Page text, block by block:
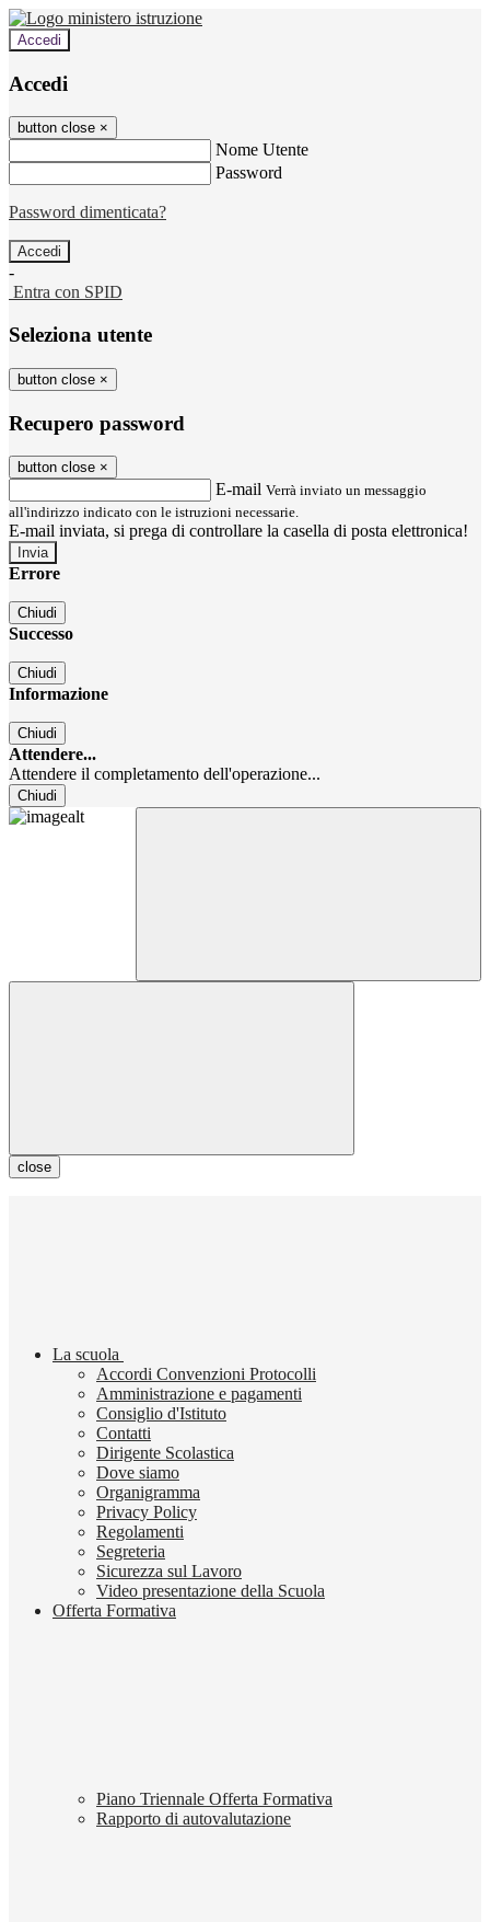
Accedi
Accedi
button close ×
Nome Utente
Password
Password dimenticata?
-
Entra con SPID
Seleziona utente
button close ×
Recupero password
button close ×
E-mail Verrà inviato un messaggio
all'indirizzo indicato con le istruzioni necessarie.
E-mail inviata, si prega di controllare la casella di posta elettronica!
Errore
Chiudi
Successo
Chiudi
Informazione
Chiudi
Attendere...
Attendere il completamento dell'operazione...
Chiudi
close
La scuola
Accordi Convenzioni Protocolli
Amministrazione e pagamenti
Consiglio d'Istituto
Contatti
Dirigente Scolastica
Dove siamo
Organigramma
Privacy Policy
Regolamenti
Segreteria
Sicurezza sul Lavoro
Video presentazione della Scuola
Offerta Formativa
Piano Triennale Offerta Formativa
Rapporto di autovalutazione